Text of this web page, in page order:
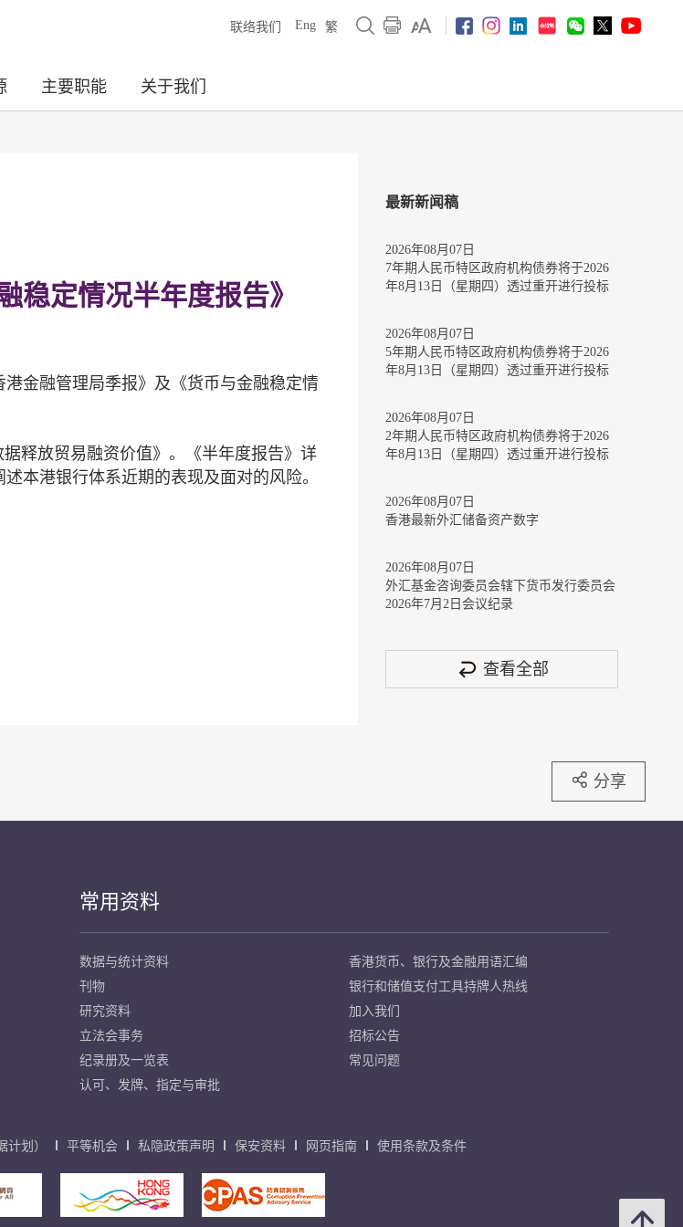
联络我们 Eng 繁
主要职能 关于我们
稳定情况半年度报告》
金融管理局季报》及《货币与金融稳定情
释放贸易融资价值》。《半年度报告》详
本港银行体系近期的表现及面对的风险。
最新新闻稿
2026年08月07日
7年期人民币特区政府机构债券将于2026
年8月13日（星期四）透过重开进行投标
2026年08月07日
5年期人民币特区政府机构债券将于2026
年8月13日（星期四）透过重开进行投标
2026年08月07日
2年期人民币特区政府机构债券将于2026
年8月13日（星期四）透过重开进行投标
2026年08月07日
香港最新外汇储备资产数字
2026年08月07日
外汇基金咨询委员会辖下货币发行委员会
2026年7月2日会议纪录
查看全部
分享
常用资料
数据与统计资料
刊物
研究资料
立法会事务
纪录册及一览表
认可、发牌、指定与审批
香港货币、银行及金融用语汇编
银行和储值支付工具持牌人热线
加入我们
招标公告
常见问题
划） 平等机会 私隐政策声明 保安资料 网页指南 使用条款及条件